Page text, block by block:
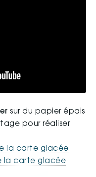
sur du papier épais
pour réaliser
la carte glacée
la carte glacée